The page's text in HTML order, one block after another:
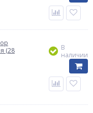
(28
В
наличии